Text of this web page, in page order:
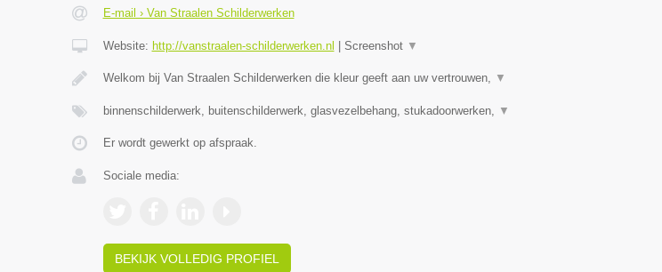
E-mail › Van Straalen Schilderwerken
Website: http://vanstraalen-schilderwerken.nl Screenshot ▼
Welkom bij Van Straalen Schilderwerken die kleur geeft aan uw vertrouwen, ▼
binnenschilderwerk, buitenschilderwerk, glasvezelbehang, stukadoorwerken, ▼
Er wordt gewerkt op afspraak.
Sociale media:
BEKIJK VOLLEDIG PROFIEL